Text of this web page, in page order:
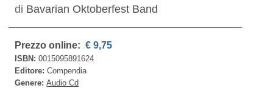
di Bavarian Oktoberfest Band
Prezzo online: € 9,75
ISBN:0015095891624
Editore:Compendia
Genere:Audio Cd